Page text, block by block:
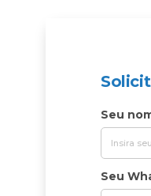
Seu
Seu